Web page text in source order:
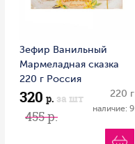
Зефир Ванильный
Мармеладная сказка
220 г Россия
320 р. за шт
455 р.
220 г
наличие: 9